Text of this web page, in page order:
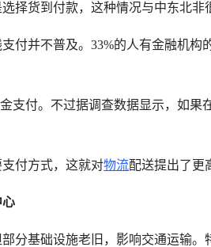
择货到付款，这种情况与中东北非
付并不普及。33%的人有金融机构
支付。不过据调查数据显示，如果
付方式，这就对物流配送提出了更
心
分基础设施老旧，影响交通运输